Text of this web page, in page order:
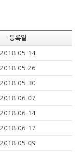
등록일
2018-05-14
2018-05-26
2018-05-30
2018-06-07
2018-06-14
2018-06-17
2018-05-09